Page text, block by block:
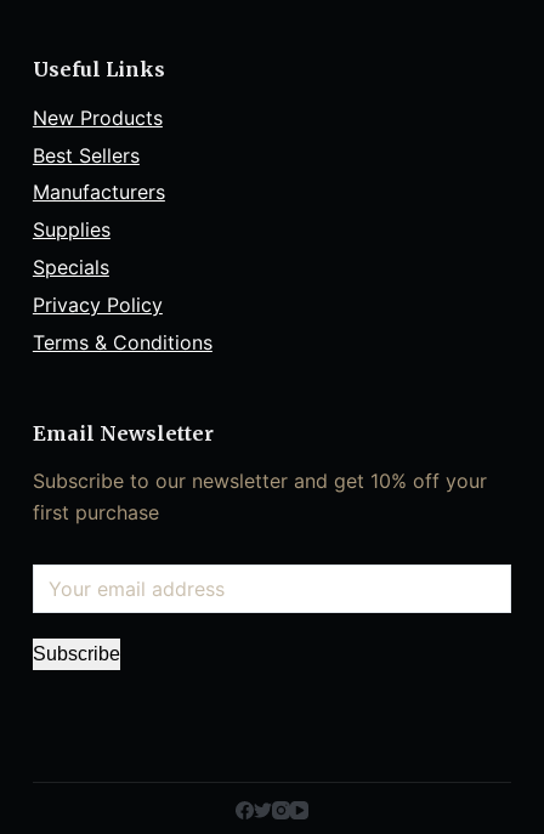
Useful Links
New Products
Best Sellers
Manufacturers
Supplies
Specials
Privacy Policy
Terms & Conditions
Email Newsletter
Subscribe to our newsletter and get 10% off your
first purchase
Subscribe